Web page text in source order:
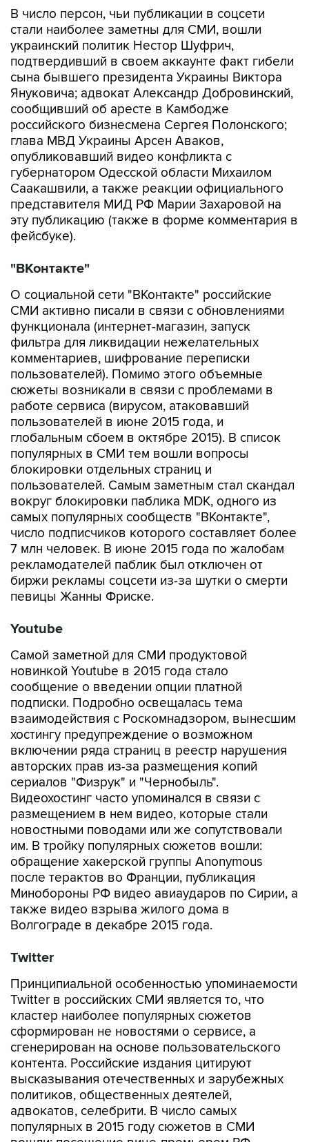
В число персон, чьи публикации в соцсети
стали наиболее заметны для СМИ, вошли
украинский политик Нестор Шуфрич,
подтвердивший в своем аккаунте факт гибели
сына бывшего президента Украины Виктора
Януковича; адвокат Александр Добровинский,
сообщивший об аресте в Камбодже
российского бизнесмена Сергея Полонского;
глава МВД Украины Арсен Аваков,
опубликовавший видео конфликта с
губернатором Одесской области Михаилом
Саакашвили, а также реакции официального
представителя МИД РФ Марии Захаровой на
эту публикацию (также в форме комментария в
фейсбуке).
"ВКонтакте"
О социальной сети "ВКонтакте" российские
СМИ активно писали в связи с обновлениями
функционала (интернет-магазин, запуск
фильтра для ликвидации нежелательных
комментариев, шифрование переписки
пользователей). Помимо этого объемные
сюжеты возникали в связи с проблемами в
работе сервиса (вирусом, атаковавший
пользователей в июне 2015 года, и
глобальным сбоем в октябре 2015). В список
популярных в СМИ тем вошли вопросы
блокировки отдельных страниц и
пользователей. Самым заметным стал скандал
вокруг блокировки паблика MDK, одного из
самых популярных сообществ "ВКонтакте",
число подписчиков которого составляет более
7 млн человек. В июне 2015 года по жалобам
рекламодателей паблик был отключен от
биржи рекламы соцсети из-за шутки о смерти
певицы Жанны Фриске.
Youtube
Самой заметной для СМИ продуктовой
новинкой Youtube в 2015 года стало
сообщение о введении опции платной
подписки. Подробно освещалась тема
взаимодействия с Роскомнадзором, вынесшим
хостингу предупреждение о возможном
включении ряда страниц в реестр нарушения
авторских прав из-за размещения копий
сериалов "Физрук" и "Чернобыль".
Видеохостинг часто упоминался в связи с
размещением в нем видео, которые стали
новостными поводами или же сопутствовали
им. В тройку популярных сюжетов вошли:
обращение хакерской группы Anonymous
после терактов во Франции, публикация
Минобороны РФ видео авиаударов по Сирии, а
также видео взрыва жилого дома в
Волгограде в декабре 2015 года.
Twitter
Принципиальной особенностью упоминаемости
Twitter в российских СМИ является то, что
кластер наиболее популярных сюжетов
сформирован не новостями о сервисе, а
сгенерирован на основе пользовательского
контента. Российские издания цитируют
высказывания отечественных и зарубежных
политиков, общественных деятелей,
адвокатов, селебрити. В число самых
популярных в 2015 году сюжетов в СМИ